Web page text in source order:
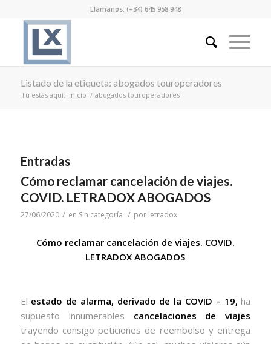
Llámanos: (+34) 645 958 948
Listado de la etiqueta: abogados touroperadores
Tú estás aquí: Inicio / abogados touroperadores
Entradas
Cómo reclamar cancelación de viajes.
COVID. LETRADOX ABOGADOS
27/06/2020 / en Sin categoría / por letradox
Cómo reclamar cancelación de viajes. COVID.
LETRADOX ABOGADOS
El estado de alarma, derivado de la COVID – 19, ha
supuesto innumerables cancelaciones de viajes
trayendo consigo peticiones de reembolso y entrega